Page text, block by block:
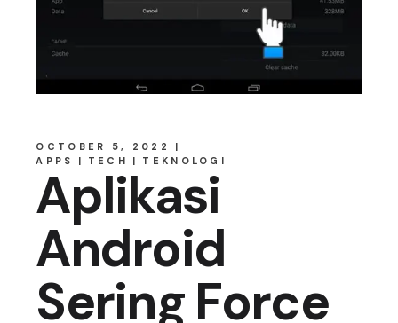
OCTOBER 5, 2022
APPS
TECH TEKNOLOGI
Aplikasi
Android
Sering Force